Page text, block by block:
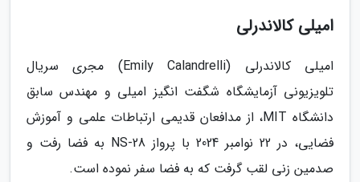
امیلی کالاندرلی
امیلی کالاندرلی (Emily Calandrelli) مجری سریال
تلویزیونی آزمایشگاه شگفت انگیز امیلی و مهندس سابق
دانشگاه MIT، از مدافعان قدیمی ارتباطات علمی و آموزش
فضایی، در 22 نوامبر 2024 با پرواز NS-28 به فضا رفت و
صدمین زنی لقب گرفت که به فضا سفر نموده است.